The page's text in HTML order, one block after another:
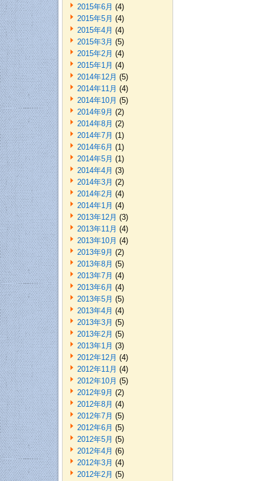
2015年6月 (4)
2015年5月 (4)
2015年4月 (4)
2015年3月 (5)
2015年2月 (4)
2015年1月 (4)
2014年12月 (5)
2014年11月 (4)
2014年10月 (5)
2014年9月 (2)
2014年8月 (2)
2014年7月 (1)
2014年6月 (1)
2014年5月 (1)
2014年4月 (3)
2014年3月 (2)
2014年2月 (4)
2014年1月 (4)
2013年12月 (3)
2013年11月 (4)
2013年10月 (4)
2013年9月 (2)
2013年8月 (5)
2013年7月 (4)
2013年6月 (4)
2013年5月 (5)
2013年4月 (4)
2013年3月 (5)
2013年2月 (5)
2013年1月 (3)
2012年12月 (4)
2012年11月 (4)
2012年10月 (5)
2012年9月 (2)
2012年8月 (4)
2012年7月 (5)
2012年6月 (5)
2012年5月 (5)
2012年4月 (6)
2012年3月 (4)
2012年2月 (5)